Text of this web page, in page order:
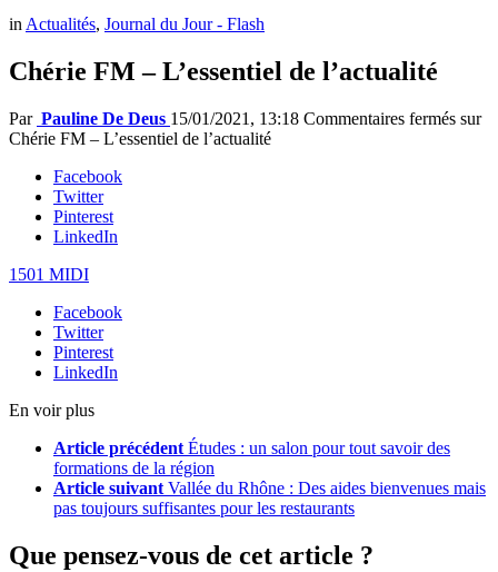
inActualités, Journal du Jour - Flash
Chérie FM – L’essentiel de l’actualité
Par Pauline De Deus 15/01/2021, 13:18 Commentaires fermés sur
Chérie FM – L’essentiel de l’actualité
Facebook
Twitter
Pinterest
LinkedIn
1501 MIDI
Facebook
Twitter
Pinterest
LinkedIn
En voir plus
Article précédent Études : un salon pour tout savoir des
formations de la région
Article suivant Vallée du Rhône : Des aides bienvenues mais
pas toujours suffisantes pour les restaurants
Que pensez-vous de cet article ?